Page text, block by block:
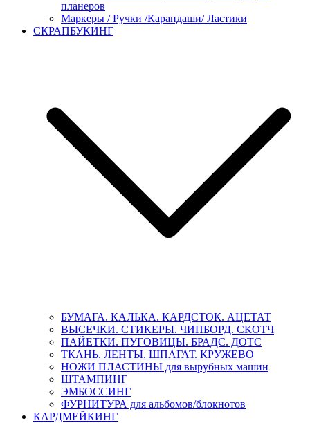
планеров
Маркеры / Ручки /Карандаши/ Ластики
СКРАПБУКИНГ
БУМАГА. КАЛЬКА. КАРДСТОК. АЦЕТАТ
ВЫСЕЧКИ. СТИКЕРЫ. ЧИПБОРД. СКОТЧ
ПАЙЕТКИ. ПУГОВИЦЫ. БРАДС. ДОТС
ТКАНЬ. ЛЕНТЫ. ШПАГАТ. КРУЖЕВО
НОЖИ ПЛАСТИНЫ для вырубных машин
ШТАМПИНГ
ЭМБОССИНГ
ФУРНИТУРА для альбомов/блокнотов
КАРДМЕЙКИНГ